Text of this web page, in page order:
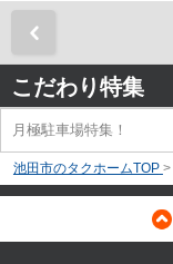
こだわり特集
月極駐車場特集！
池田市のタクホームTOP >